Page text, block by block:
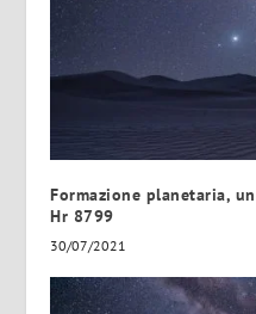
Formazione planetaria,
Hr 8799
30/07/2021